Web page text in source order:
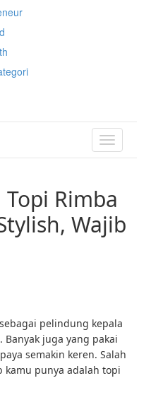
TOGGLE
Rimba
Wajib
pelindung kepala
juga yang pakai
semakin keren. Salah
kamu punya adalah topi